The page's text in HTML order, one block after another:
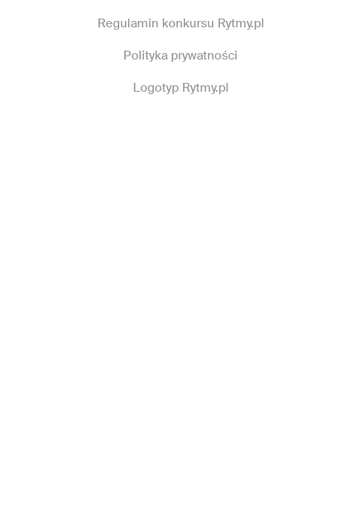
Regulamin konkursu Rytmy.pl
Polityka prywatności
Logotyp Rytmy.pl